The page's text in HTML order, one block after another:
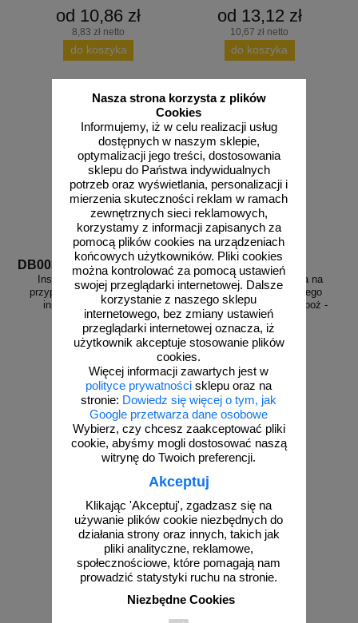
Nasza strona korzysta z plików
Cookies
Informujemy, iż w celu realizacji usług
dostępnych w naszym sklepie,
optymalizacji jego treści, dostosowania
sklepu do Państwa indywidualnych
potrzeb oraz wyświetlania, personalizacji i
mierzenia skuteczności reklam w ramach
zewnętrznych sieci reklamowych,
korzystamy z informacji zapisanych za
pomocą plików cookies na urządzeniach
końcowych użytkowników. Pliki cookies
można kontrolować za pomocą ustawień
swojej przeglądarki internetowej. Dalsze
korzystanie z naszego sklepu
internetowego, bez zmiany ustawień
przeglądarki internetowej oznacza, iż
użytkownik akceptuje stosowanie plików
cookies.
Więcej informacji zawartych jest w
polityce prywatności sklepu oraz na
stronie: Dowiedz się więcej o tym, jak
Google przetwarza dane osobowe
Wybierz, czy chcesz zaakceptować pliki
cookie, abyśmy mogli dostosować naszą
witrynę do Twoich preferencji.
Akceptuj
Klikając 'Akceptuj', zgadzasz się na
używanie plików cookie niezbędnych do
działania strony oraz innych, takich jak
pliki analityczne, reklamowe,
społecznościowe, które pomagają nam
prowadzić statystyki ruchu na stronie.
Niezbędne Cookies
od 10,86 zł
8,83 zł netto
do koszyka
od 13,12 zł
10,67 zł netto
do koszyka
DB003
Instrukcja postępowania w
przypadku powstania pożaru -
instrukcja ppoż - DB003
od 10,86 zł
8,83 zł netto
do koszyka
DB015
Instrukcja postępowania na
wypadek pożaru lub innego
zagrożenia - instrukcja ppoż -
DB015
od 10,86 zł
8,83 zł netto
do koszyka